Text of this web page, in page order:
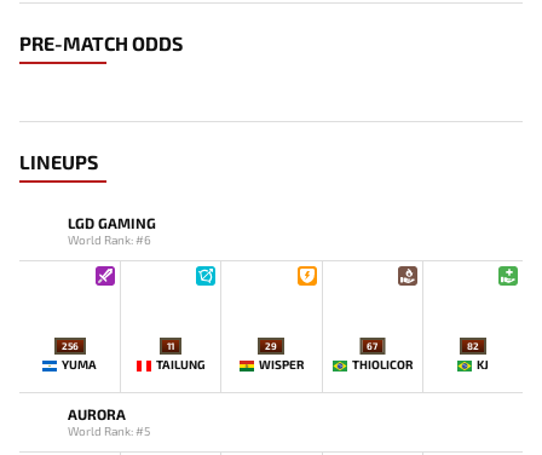
PRE-MATCH ODDS
LINEUPS
LGD GAMING
World Rank: #6
256
YUMA
11
TAILUNG
29
WISPER
67
THIOLICOR
82
KJ
AURORA
World Rank: #5